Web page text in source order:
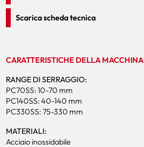
Scarica scheda tecnica
CARATTERISTICHE DELLA MACCHINA
RANGE DI SERRAGGIO:
PC70SS: 10-70 mm
PC140SS: 40-140 mm
PC330SS: 75-330 mm
MATERIALI:
Acciaio inossidabile